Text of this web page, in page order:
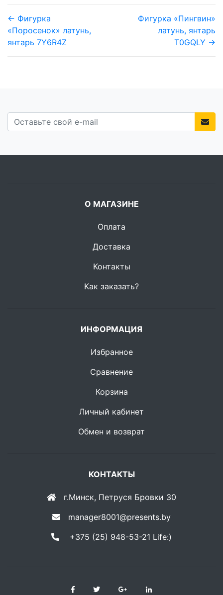
← Фигурка
«Поросенок» латунь,
янтарь 7Y6R4Z
Фигурка «Пингвин»
латунь, янтарь
T0GQLY →
О МАГАЗИНЕ
Оплата
Доставка
Контакты
Как заказать?
ИНФОРМАЦИЯ
Избранное
Сравнение
Корзина
Личный кабинет
Обмен и возврат
КОНТАКТЫ
г.Минск, Петруся Бровки 30
manager8001@presents.by
+375 (25) 948-53-21 Life:)